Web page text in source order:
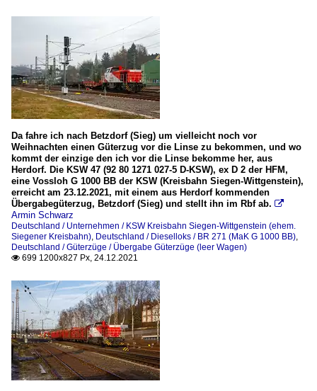
Da fahre ich nach Betzdorf (Sieg) um vielleicht noch vor
Weihnachten einen Güterzug vor die Linse zu bekommen, und wo
kommt der einzige den ich vor die Linse bekomme her, aus
Herdorf. Die KSW 47 (92 80 1271 027-5 D-KSW), ex D 2 der HFM,
eine Vossloh G 1000 BB der KSW (Kreisbahn Siegen-Wittgenstein),
erreicht am 23.12.2021, mit einem aus Herdorf kommenden
Übergabegüterzug, Betzdorf (Sieg) und stellt ihn im Rbf ab. 
Armin Schwarz
Deutschland / Unternehmen / KSW Kreisbahn Siegen-Wittgenstein (ehem.
Siegener Kreisbahn), Deutschland / Dieselloks / BR 271 (MaK G 1000 BB),
Deutschland / Güterzüge / Übergabe Güterzüge (leer Wagen)
 699 1200x827 Px, 24.12.2021